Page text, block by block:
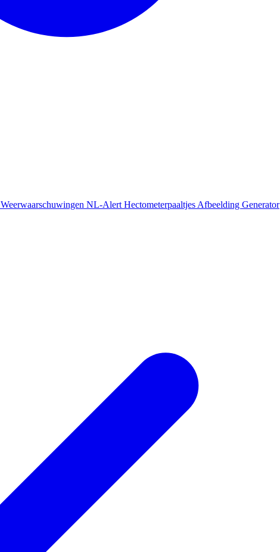
Weerwaarschuwingen NL-Alert Hectometerpaaltjes Afbeelding Generator